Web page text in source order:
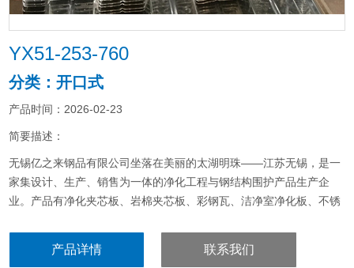
YX51-253-760
分类：开口式
产品时间：2026-02-23
简要描述：
无锡亿之来钢品有限公司坐落在美丽的太湖明珠——江苏无锡，是一
家集设计、生产、销售为一体的净化工程与钢结构围护产品生产企
业。产品有净化夹芯板、岩棉夹芯板、彩钢瓦、洁净室净化板、不锈
术服务是我们始终不变的追求。
产品详情 联系我们